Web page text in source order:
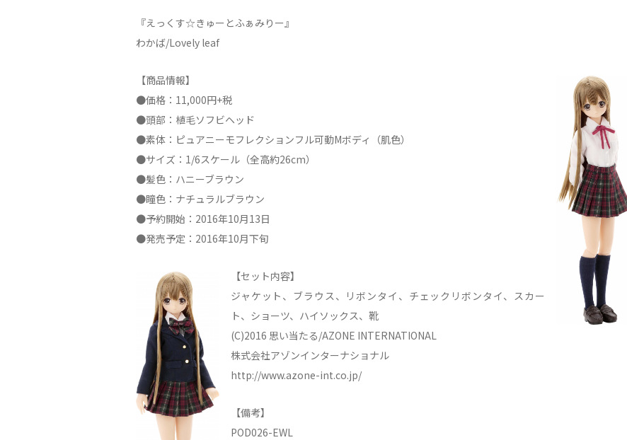
『えっくす☆きゅーとふぁみりー』
わかば/Lovely leaf
【商品情報】
●価格：11,000円+税
●頭部：植毛ソフビヘッド
●素体：ピュアニーモフレクションフル可動Mボディ（肌色）
●サイズ：1/6スケール（全高約26cm）
●髪色：ハニーブラウン
●瞳色：ナチュラルブラウン
●予約開始：2016年10月13日
●発売予定：2016年10月下旬
【セット内容】
ジャケット、ブラウス、リボンタイ、チェックリボンタイ、スカー
ト、ショーツ、ハイソックス、靴
(C)2016 思い当たる/AZONE INTERNATIONAL
株式会社アゾンインターナショナル
http://www.azone-int.co.jp/
【備考】
POD026-EWL